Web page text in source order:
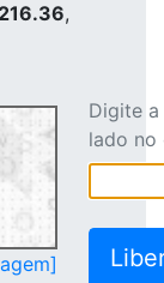
,
Digite
lado no